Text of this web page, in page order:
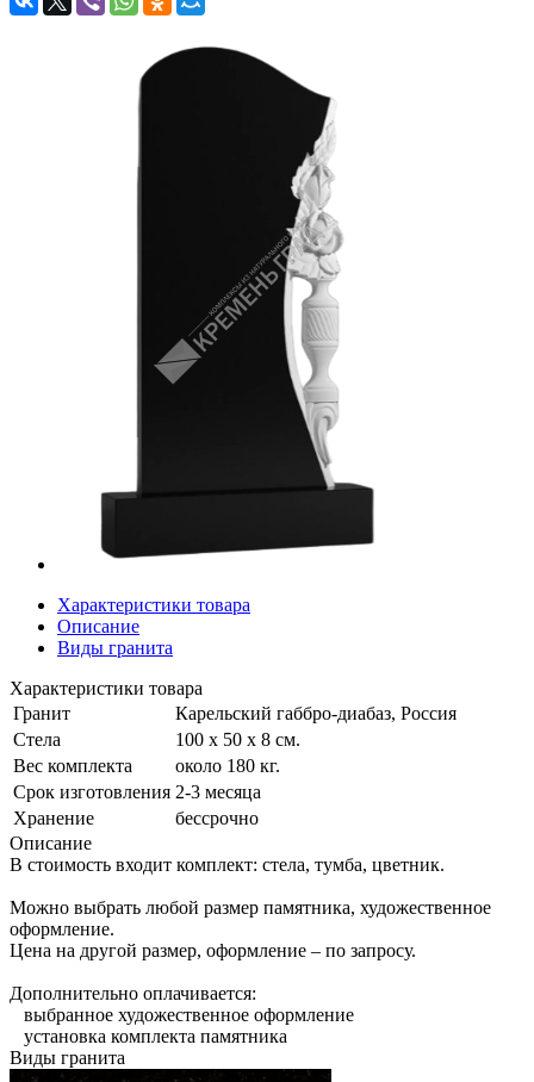
Характеристики товара
Описание
Виды гранита
Характеристики товара
Гранит
Карельский габбро-диабаз, Россия
Стела
100 х 50 х 8 см.
Вес комплекта
около 180 кг.
Срок изготовления 2-3 месяца
Хранение
бессрочно
Описание
В стоимость входит комплект: стела, тумба, цветник.
Можно выбрать любой размер памятника, художественное
оформление.
Цена на другой размер, оформление – по запросу.
Дополнительно оплачивается:
выбранное художественное оформление
установка комплекта памятника
Виды гранита